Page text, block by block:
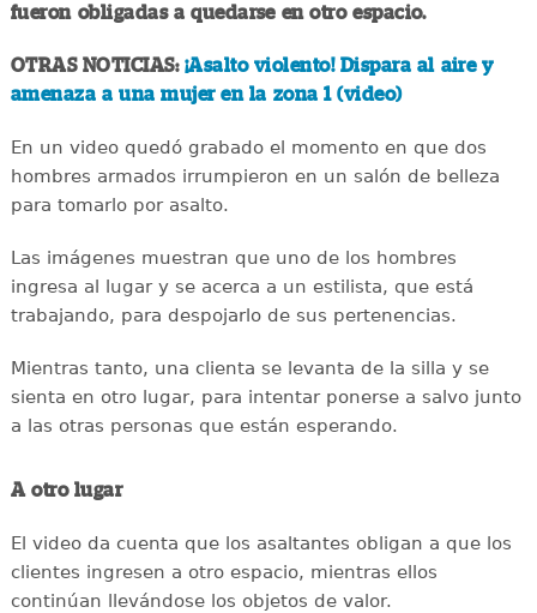
fueron obligadas a quedarse en otro espacio.
OTRAS NOTICIAS: ¡Asalto violento! Dispara al aire y
amenaza a una mujer en la zona 1 (video)
En un video quedó grabado el momento en que dos
hombres armados irrumpieron en un salón de belleza
para tomarlo por asalto.
Las imágenes muestran que uno de los hombres
ingresa al lugar y se acerca a un estilista, que está
trabajando, para despojarlo de sus pertenencias.
Mientras tanto, una clienta se levanta de la silla y se
sienta en otro lugar, para intentar ponerse a salvo junto
a las otras personas que están esperando.
A otro lugar
El video da cuenta que los asaltantes obligan a que los
clientes ingresen a otro espacio, mientras ellos
continúan llevándose los objetos de valor.